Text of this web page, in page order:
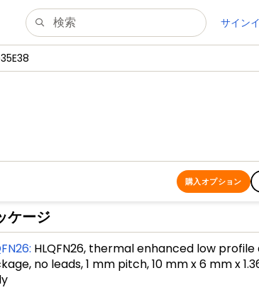
サイン
購入オプション
ケージ
: HLQFN26, thermal enhanced low
no leads, 1 mm pitch, 10 mm x 6 mm x